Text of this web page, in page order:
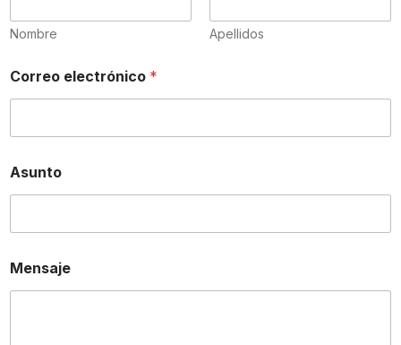
Nombre Apellidos
Correo electrónico *
Asunto
Mensaje